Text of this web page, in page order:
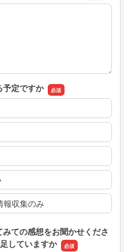
を探していましたか
予定ですか
報収集のみ
ての感想をお聞かせくださ
していますか